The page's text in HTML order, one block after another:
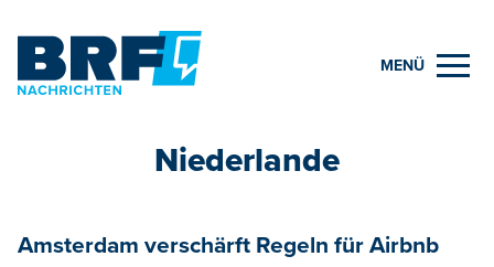
MENÜ
Niederlande
Amsterdam verschärft Regeln für Airbnb